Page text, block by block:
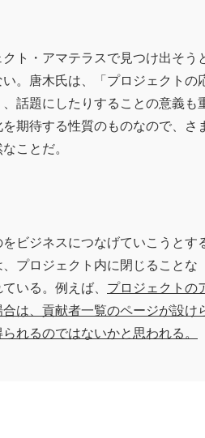
ト・アマテラスで見つけ出そう
。唐木氏は、「プロジェクトの
話題にしたりすることの意義も
期待する性質のものなので、さ
ことだ。
ビジネスにつなげていこうとす
プロジェクト内に閉じることな
いる。例えば、 プロジェクトの
は、貢献者一覧のページが設け
れるのではないかと思われる。